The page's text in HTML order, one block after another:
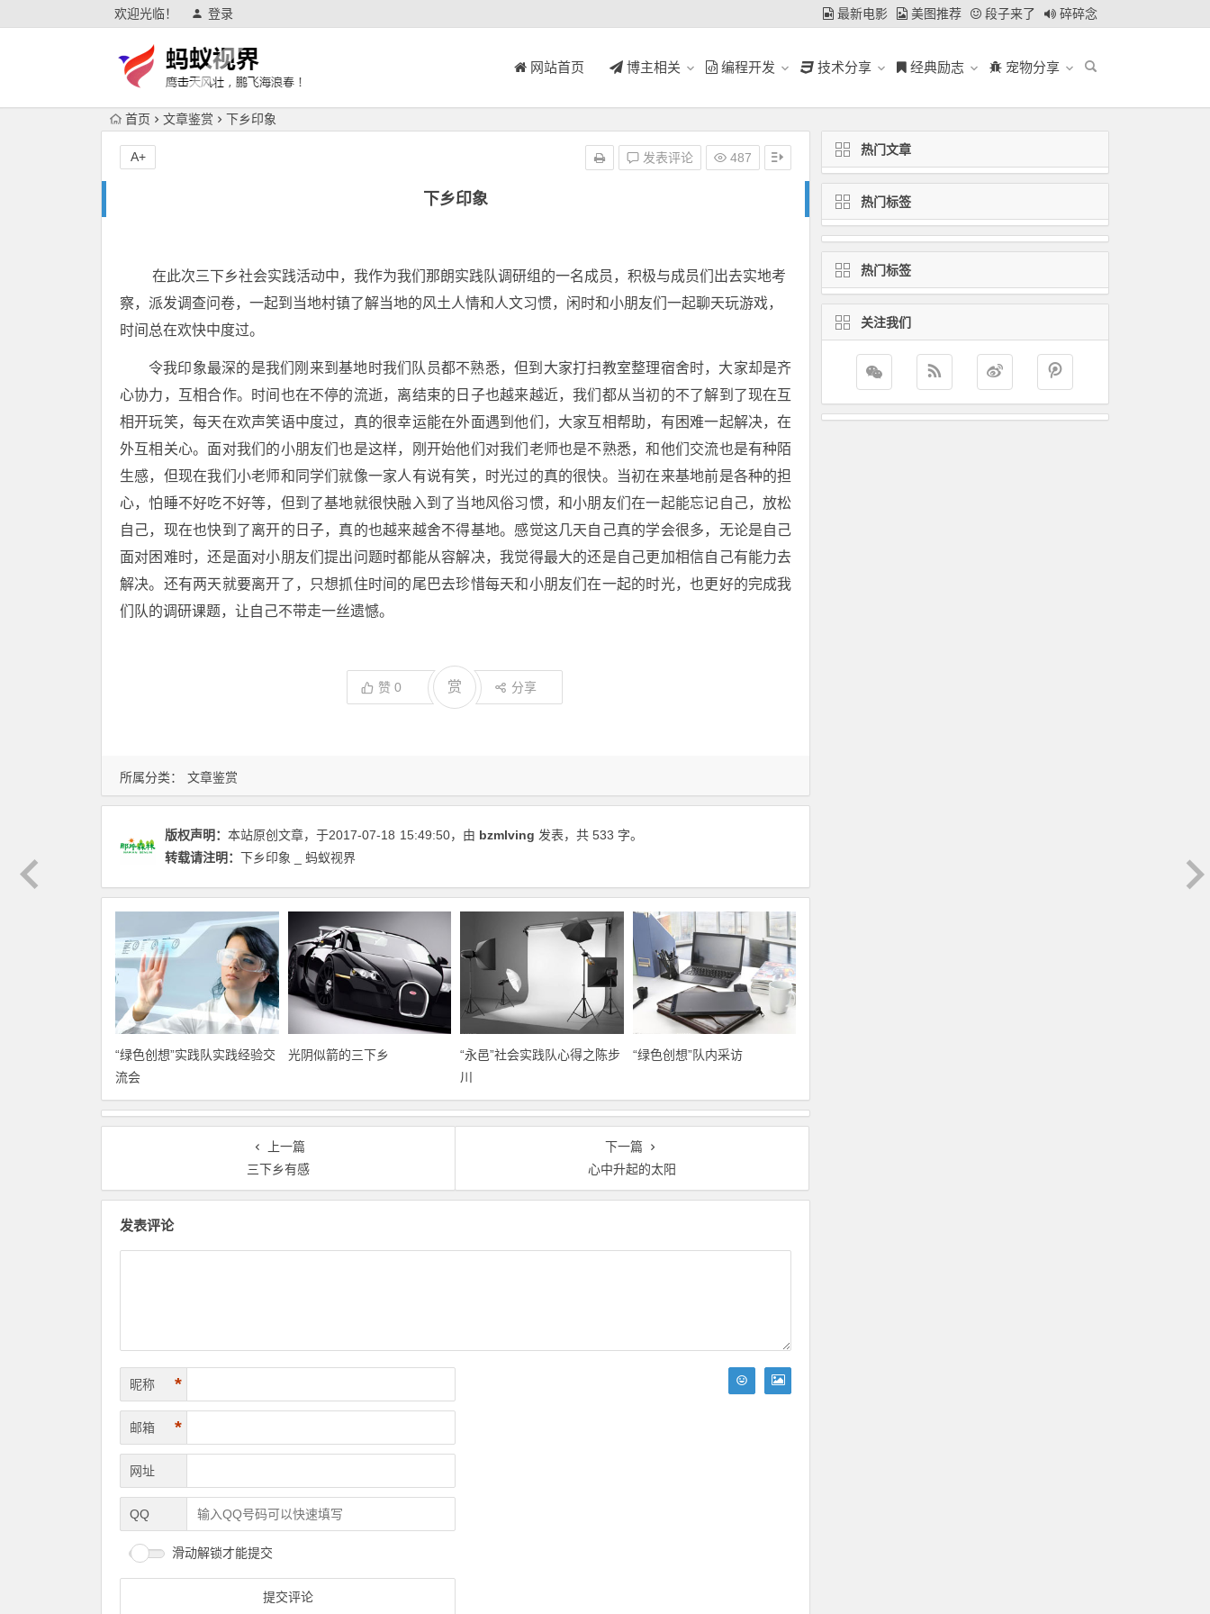
欢迎光临！ 登录 最新电影 美图推荐 段子来了 碎碎念
网站首页 博主相关 编程开发 技术分享 经典励志 宠物分享
首页 文章鉴赏 下乡印象
下乡印象
发表评论 487
A+
所属分类： 文章鉴赏
在此次三下乡社会实践活动中，我作为我们那朗实践队调研组的一名成员，积极与成员们出去实地考
察，派发调查问卷，一起到当地村镇了解当地的风土人情和人文习惯，闲时和小朋友们一起聊天玩游戏，
时间总在欢快中度过。
令我印象最深的是我们刚来到基地时我们队员都不熟悉，但到大家打扫教室整理宿舍时，大家却是齐
心协力，互相合作。时间也在不停的流逝，离结束的日子也越来越近，我们都从当初的不了解到了现在互
相开玩笑，每天在欢声笑语中度过，真的很幸运能在外面遇到他们，大家互相帮助，有困难一起解决，在
外互相关心。面对我们的小朋友们也是这样，刚开始他们对我们老师也是不熟悉，和他们交流也是有种陌
生感，但现在我们小老师和同学们就像一家人有说有笑，时光过的真的很快。当初在来基地前是各种的担
心，怕睡不好吃不好等，但到了基地就很快融入到了当地风俗习惯，和小朋友们在一起能忘记自己，放松
自己，现在也快到了离开的日子，真的也越来越舍不得基地。感觉这几天自己真的学会很多，无论是自己
面对困难时，还是面对小朋友们提出问题时都能从容解决，我觉得最大的还是自己更加相信自己有能力去
解决。还有两天就要离开了，只想抓住时间的尾巴去珍惜每天和小朋友们在一起的时光，也更好的完成我
们队的调研课题，让自己不带走一丝遗憾。
赞 0 赏 分享
版权声明： 本站原创文章，于2017-07-18 15:49:50，由 bzmlving 发表，共 533 字。
转载请注明： 下乡印象 _ 蚂蚁视界
“绿色创想”实践队实践经验交
流会
光阴似箭的三下乡
“永邑”社会实践队心得之陈步
川
“绿色创想”队内采访
上一篇
三下乡有感
下一篇
心中升起的太阳
发表评论
昵称 *
邮箱 *
网址
QQ
滑动解锁才能提交
热门文章
热门标签
热门标签
关注我们